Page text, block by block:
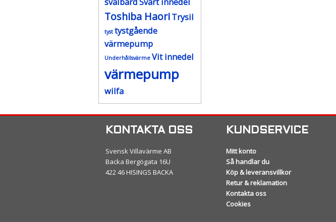
Toshiba HaoriTrysil
tyst tystgående
värmepump
Underhållsvärme Vit innedel
värmepump
wilfa
KONTAKTA OSS
Svensk Villavärme AB
Backa Bergögata 16U
422 46 HISINGS BACKA
KUNDSERVICE
Mitt konto
Så handlar du
Köp & leveransvillkor
Retur & reklamation
Kontakta oss
Cookies